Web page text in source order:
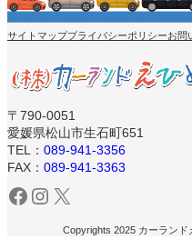
サイトマッププライバシーポリシーお問
〒790-0051
愛媛県松山市生石町651
TEL： 089-941-3356
FAX： 089-941-3363
Facebook Instagram X
Copyrights 2025 カーランド